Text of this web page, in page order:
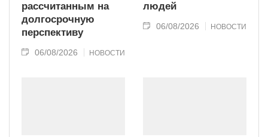
рассчитанным на
долгосрочную
перспективу
06/08/2026 НОВОСТИ
людей
06/08/2026 НОВОСТИ